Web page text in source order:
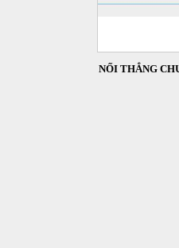
NỐI THẲNG